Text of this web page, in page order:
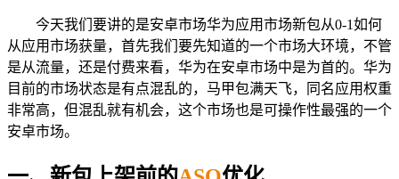
今天我们要讲的是安卓市场华为应用市场新包从0-1如何
从应用市场获量，首先我们要先知道的一个市场大环境，不管
是从流量，还是付费来看，华为在安卓市场中是为首的。华为
目前的市场状态是有点混乱的，马甲包满天飞，同名应用权重
非常高，但混乱就有机会，这个市场也是可操作性最强的一个
安卓市场。